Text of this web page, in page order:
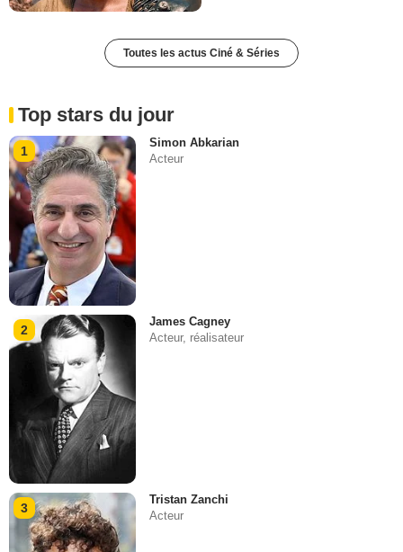
Toutes les actus Ciné & Séries
Top stars du jour
1
Simon Abkarian
Acteur
2
James Cagney
Acteur, réalisateur
3
Tristan Zanchi
Acteur